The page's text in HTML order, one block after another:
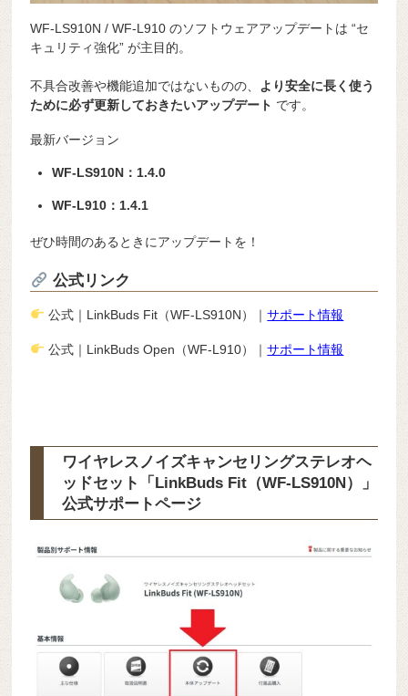
WF-LS910N / WF-L910 のソフトウェアアップデートは “セ
キュリティ強化” が主目的。
不具合改善や機能追加ではないものの、 より安全に長く使う
ために必ず更新しておきたいアップデート です。
最新バージョン
WF-LS910N：1.4.0
WF-L910：1.4.1
ぜひ時間のあるときにアップデートを！
公式リンク
公式｜LinkBuds Fit（WF-LS910N）｜サポート情報
公式｜LinkBuds Open（WF-L910）｜サポート情報
ワイヤレスノイズキャンセリングステレオヘ
ッドセット「LinkBuds Fit（WF-LS910N）」
公式サポートページ